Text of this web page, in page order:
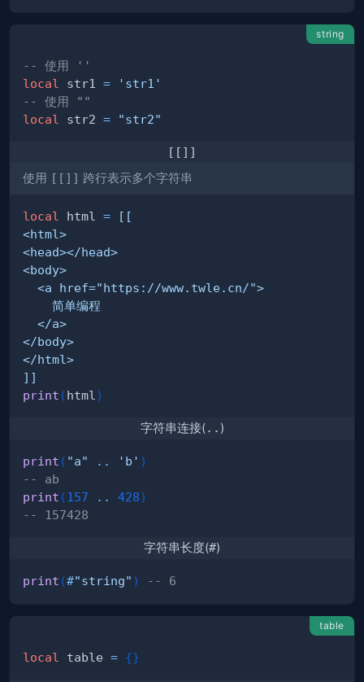
string
-- 使用 ''
local
str1 =
'str1'
-- 使用 ""
local
str2 = "str2"
[[]]
使用 [[]] 跨行表示多个字符串
local html =
]]
print (html )
字符串连接(.. )
print ( "a" .. 'b' )
-- ab
print (157 .. 428)
-- 157428
字符串长度(#)
print (#"string" ) -- 6
table
local table = {}